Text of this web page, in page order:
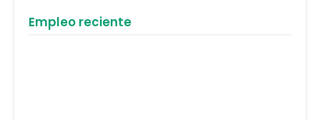
Empleo reciente